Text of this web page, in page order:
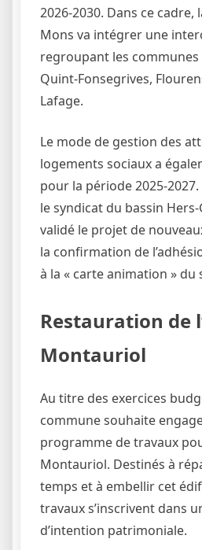
2026-2030. Dans ce cadre,
Mons va intégrer une
regroupant les communes
Quint-Fonsegrives,
Lafage.
Le mode de gestion des
logements sociaux a
pour la période 2025-
le syndicat du bassin
validé le projet de
la confirmation de
à la « carte animation » du
Restauration de
Montauriol
Au titre des exercices
commune souhaite
programme de travaux
Montauriol. Destinés à
temps et à embellir cet
travaux s’inscrivent dans
d’intention patrimoniale.